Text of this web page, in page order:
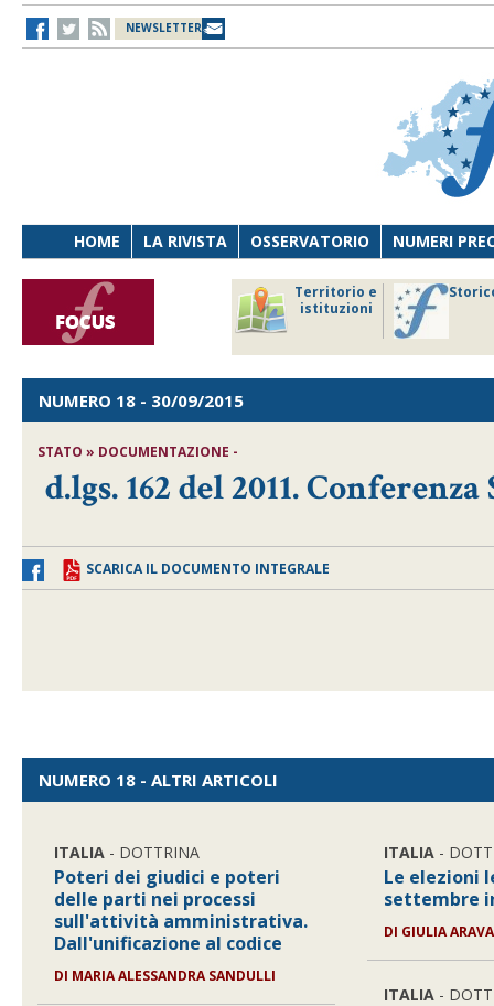
NEWSLETTER
HOME LA RIVISTA OSSERVATORIO NUMERI
Territorio e
istituzioni
NUMERO 18 - 30/09/2015
STATO » DOCUMENTAZIONE -
d.lgs. 162 del 2011.
SCARICA IL DOCUMENTO INTEGRALE
NUMERO 18 - ALTRI ARTICOLI
ITALIA - DOTTRINA
Poteri dei giudici e poteri
delle parti nei processi
sull'attività amministrativa.
Dall'unificazione al codice
DI MARIA ALESSANDRA SANDULLI
ITALIA -
Le elezioni
settembre
DI GIULIA
ITALIA -